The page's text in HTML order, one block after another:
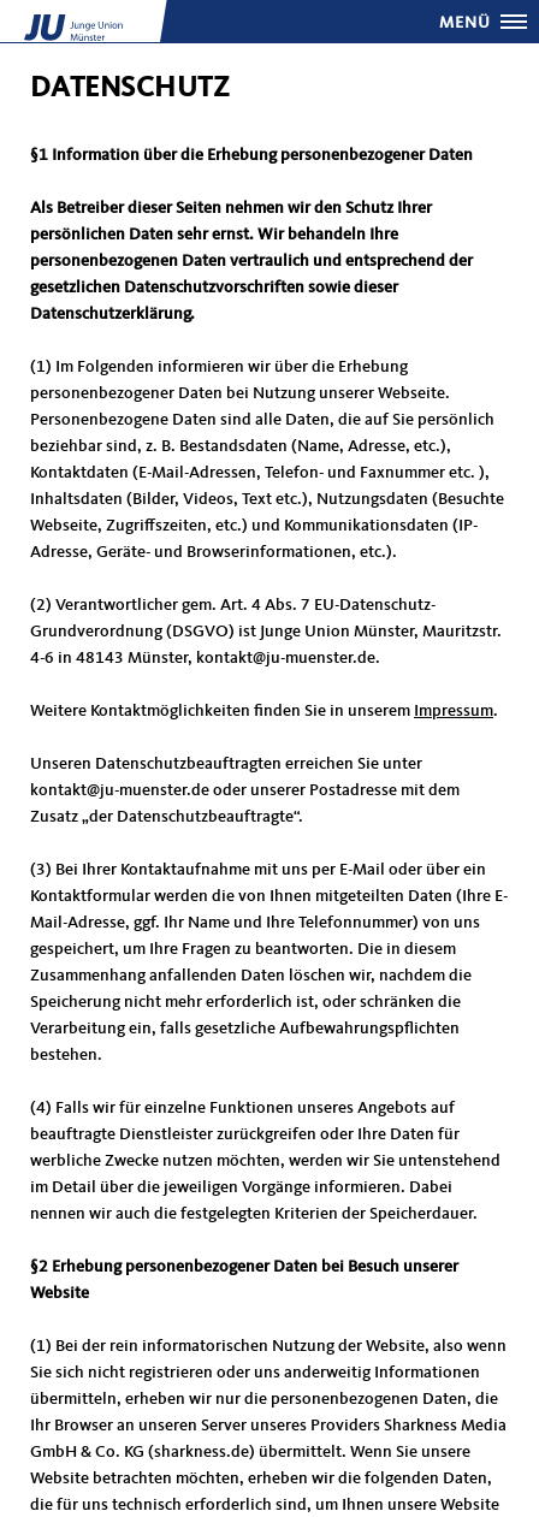
MENÜ
DATENSCHUTZ
§1 Information über die Erhebung personenbezogener Daten
Als Betreiber dieser Seiten nehmen wir den Schutz Ihrer
persönlichen Daten sehr ernst. Wir behandeln Ihre
personenbezogenen Daten vertraulich und entsprechend der
gesetzlichen Datenschutzvorschriften sowie dieser
Datenschutzerklärung.
(1) Im Folgenden informieren wir über die Erhebung
personenbezogener Daten bei Nutzung unserer Webseite.
Personenbezogene Daten sind alle Daten, die auf Sie persönlich
beziehbar sind, z. B. Bestandsdaten (Name, Adresse, etc.),
Kontaktdaten (E-Mail-Adressen, Telefon- und Faxnummer etc. ),
Inhaltsdaten (Bilder, Videos, Text etc.), Nutzungsdaten (Besuchte
Webseite, Zugriffszeiten, etc.) und Kommunikationsdaten (IP-
Adresse, Geräte- und Browserinformationen, etc.).
(2) Verantwortlicher gem. Art. 4 Abs. 7 EU-Datenschutz-
Grundverordnung (DSGVO) ist Junge Union Münster, Mauritzstr.
4-6 in 48143 Münster, kontakt@ju-muenster.de.
Weitere Kontaktmöglichkeiten finden Sie in unserem Impressum.
Unseren Datenschutzbeauftragten erreichen Sie unter
kontakt@ju-muenster.de oder unserer Postadresse mit dem
Zusatz „der Datenschutzbeauftragte“.
(3) Bei Ihrer Kontaktaufnahme mit uns per E-Mail oder über ein
Kontaktformular werden die von Ihnen mitgeteilten Daten (Ihre E-
Mail-Adresse, ggf. Ihr Name und Ihre Telefonnummer) von uns
gespeichert, um Ihre Fragen zu beantworten. Die in diesem
Zusammenhang anfallenden Daten löschen wir, nachdem die
Speicherung nicht mehr erforderlich ist, oder schränken die
Verarbeitung ein, falls gesetzliche Aufbewahrungspflichten
bestehen.
(4) Falls wir für einzelne Funktionen unseres Angebots auf
beauftragte Dienstleister zurückgreifen oder Ihre Daten für
werbliche Zwecke nutzen möchten, werden wir Sie untenstehend
im Detail über die jeweiligen Vorgänge informieren. Dabei
nennen wir auch die festgelegten Kriterien der Speicherdauer.
§2 Erhebung personenbezogener Daten bei Besuch unserer
Website
(1) Bei der rein informatorischen Nutzung der Website, also wenn
Sie sich nicht registrieren oder uns anderweitig Informationen
übermitteln, erheben wir nur die personenbezogenen Daten, die
Ihr Browser an unseren Server unseres Providers Sharkness Media
GmbH & Co. KG (sharkness.de) übermittelt. Wenn Sie unsere
Website betrachten möchten, erheben wir die folgenden Daten,
die für uns technisch erforderlich sind, um Ihnen unsere Website